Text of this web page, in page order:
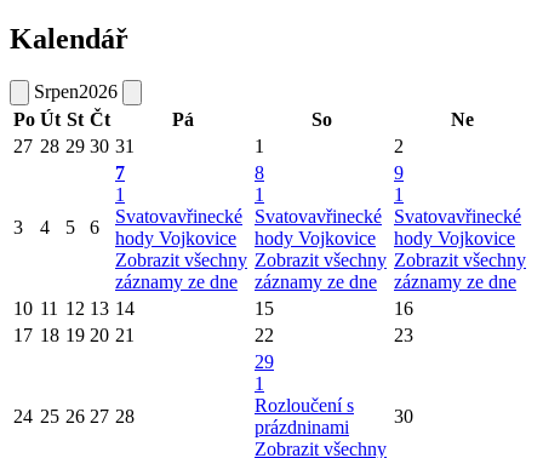
Kalendář
Srpen2026
Po Út St Čt Pá So
Ne
27 28 29 30 31 1 2
3 4 5 6
7
1
Svatovavřinecké
hody Vojkovice
Zobrazit všechny
záznamy ze dne
8
1
Svatovavřinecké
hody Vojkovice
Zobrazit všechny
záznamy ze dne
9
1
Svatovavřinecké
hody Vojkovice
Zobrazit všechny
záznamy ze dne
10 11 12 13 14 15
16
17 18 19 20 21 22 23
24 25 26 27 28
29
1
Rozloučení s
prázdninami
Zobrazit všechny
30